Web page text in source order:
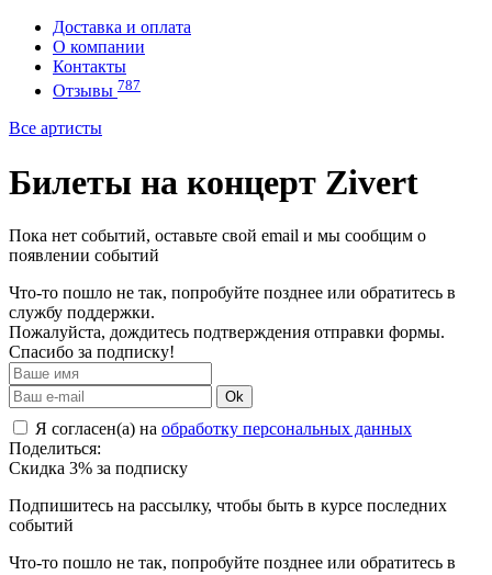
Доставка и оплата
О компании
Контакты
Отзывы 787
Все артисты
Билеты на концерт Zivert
Пока нет событий, оставьте свой email и мы сообщим о
появлении событий
Что-то пошло не так, попробуйте позднее или обратитесь в
службу поддержки.
Пожалуйста, дождитесь подтверждения отправки формы.
Спасибо за подписку!
Ok
Я согласен(а) на обработку персональных данных
Поделиться:
Скидка 3% за подписку
Подпишитесь на рассылку, чтобы быть в курсе последних
событий
Что-то пошло не так, попробуйте позднее или обратитесь в